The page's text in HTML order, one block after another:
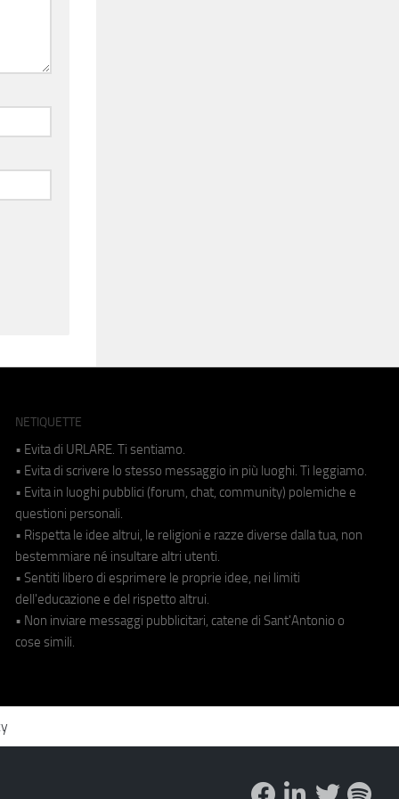
NETIQUETTE
• Evita di URLARE. Ti sentiamo.
• Evita di scrivere lo stesso messaggio in più luoghi. Ti leggiamo.
• Evita in luoghi pubblici (forum, chat, community) polemiche e
questioni personali.
• Rispetta le idee altrui, le religioni e razze diverse dalla tua, non
bestemmiare né insultare altri utenti.
• Sentiti libero di esprimere le proprie idee, nei limiti
dell'educazione e del rispetto altrui.
• Non inviare messaggi pubblicitari, catene di Sant'Antonio o
cose simili.